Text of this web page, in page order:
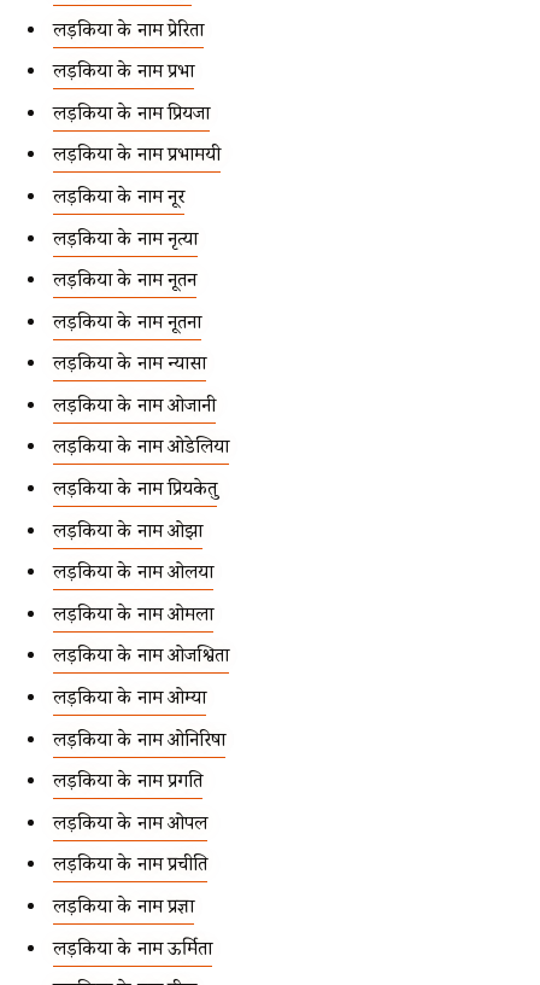
लड़कियों के नाम प्रेरिता
लड़कियों के नाम प्रभा
लड़कियों के नाम प्रियजा
लड़कियों के नाम प्रभामयी
लड़कियों के नाम नूर
लड़कियों के नाम नृत्या
लड़कियों के नाम नूतन
लड़कियों के नाम नूतना
लड़कियों के नाम न्यासा
लड़कियों के नाम ओजानी
लड़कियों के नाम ओडेलिया
लड़कियों के नाम प्रियकेतु
लड़कियों के नाम ओझा
लड़कियों के नाम ओलया
लड़कियों के नाम ओमला
लड़कियों के नाम ओजश्विता
लड़कियों के नाम ओम्या
लड़कियों के नाम ओनिरिषा
लड़कियों के नाम प्रगति
लड़कियों के नाम ओपल
लड़कियों के नाम प्रचीति
लड़कियों के नाम प्रज्ञा
लड़कियों के नाम ऊर्मिता